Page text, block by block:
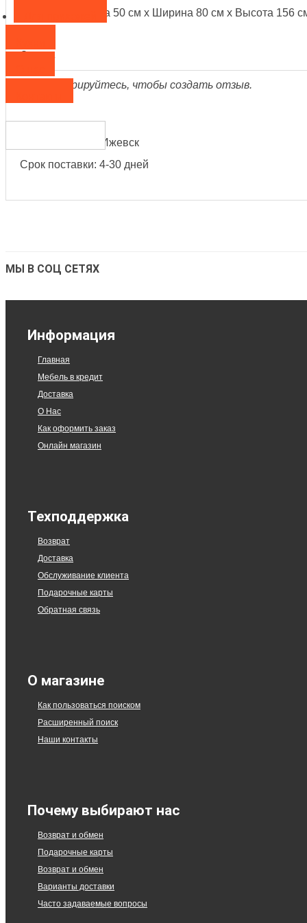
Размеры Глубина 50 см x Ширина 80 см x Высота 156
Отзыв
Зарегистрируйтесь, чтобы создать отзыв.
МЕБЕЛЬСОН г Ижевск
Срок поставки: 4-30 дней
МЫ В СОЦ СЕТЯХ
Информация
Главная
Мебель в кредит
Доставка
О Нас
Как оформить заказ
Онлайн магазин
Техподдержка
Возврат
Доставка
Обслуживание клиента
Подарочные карты
Обратная связь
О магазине
Как пользоваться поиском
Расширенный поиск
Наши контакты
Почему выбирают нас
Возврат и обмен
Подарочные карты
Возврат и обмен
Варианты доставки
Часто задаваемые вопросы